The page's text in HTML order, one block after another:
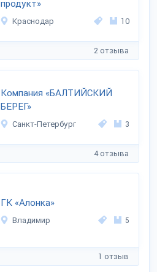
продукт»
Краснодар 10
2 отзыва
Компания «БАЛТИЙСКИЙ
БЕРЕГ»
Санкт-Петербург 3
4 отзыва
ГК «Алонка»
Владимир 5
1 отзыв